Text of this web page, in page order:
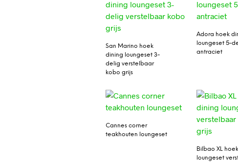
San Marino hoek
dining loungeset 3-
delig verstelbaar
kobo grijs
Adora hoek
loungeset 5-
antraciet
Cannes corner
teakhouten loungeset
Bilbao XL
loungeset